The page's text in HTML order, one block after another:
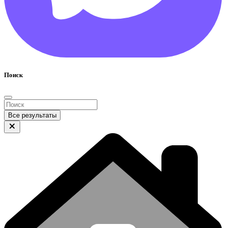
Поиск
Все результаты